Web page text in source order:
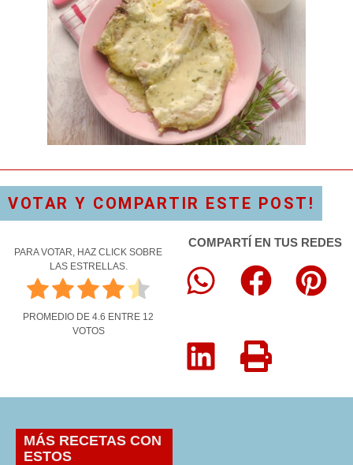
VOTAR Y COMPARTIR ESTE POST!
PARA VOTAR, HAZ CLICK SOBRE
LAS ESTRELLAS.
PROMEDIO DE 4.6 ENTRE 12
VOTOS
COMPARTÍ EN TUS REDES
MÁS RECETAS CON
ESTOS